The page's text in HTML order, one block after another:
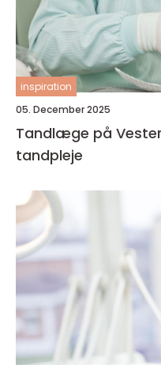
inspiration
05. December 2025
Tandlæge på
tandpleje